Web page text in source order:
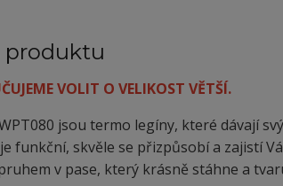
produktu
VOLIT O VELIKOST VĚTŠÍ.
jsou termo legíny, které dávají
funkční, skvěle se přizpůsobí a zajistí
v pase, který krásně stáhne a